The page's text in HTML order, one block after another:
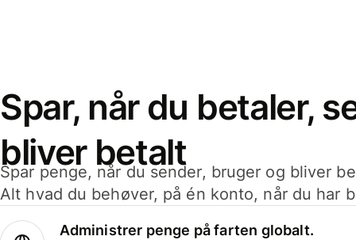
Spar, når du betaler,
bliver betalt
Spar penge, når du sender, bruger og bliver
Alt hvad du behøver, på én konto, når du har
Administrer penge på farten globalt.